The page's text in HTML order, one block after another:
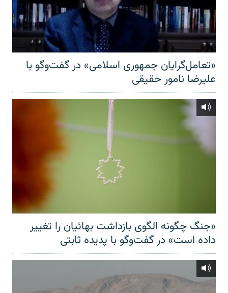
«تعامل‌گرایان جمهوری اسلامی» در گفت‌وگو با
علیرضا نامور حقیقی
«جنگ چگونه الگوی بازداشت بهائیان را تغییر
داده است» در گفت‌وگو با پدیده ثابتی